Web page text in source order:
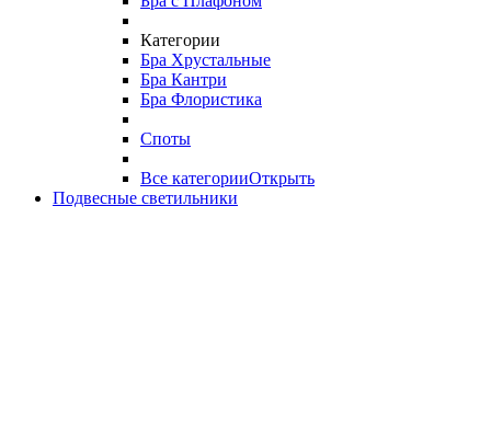
Категории
Бра Хрустальные
Бра Кантри
Бра Флористика
Споты
Все категорииОткрыть
Подвесные светильники